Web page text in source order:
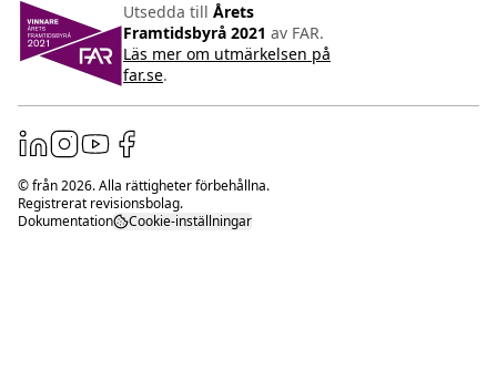
Utsedda till Årets
Framtidsbyrå 2021 av FAR.
Läs mer om utmärkelsen på
far.se.
© från2026. Alla rättigheter förbehållna.
Registrerat revisionsbolag.
Dokumentation
Cookie-inställningar